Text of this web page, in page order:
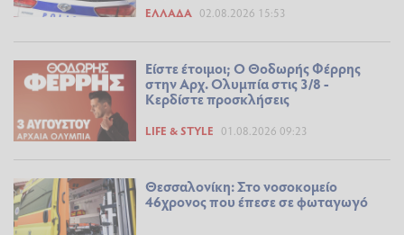
ΕΛΛΆΔΑ 02.08.2026 15:53
Είστε έτοιμοι; Ο Θοδωρής Φέρρης
στην Αρχ. Ολυμπία στις 3/8 -
Κερδίστε προσκλήσεις
LIFE & STYLE 01.08.2026 09:23
Θεσσαλονίκη: Στο νοσοκομείο
46χρονος που έπεσε σε φωταγωγό